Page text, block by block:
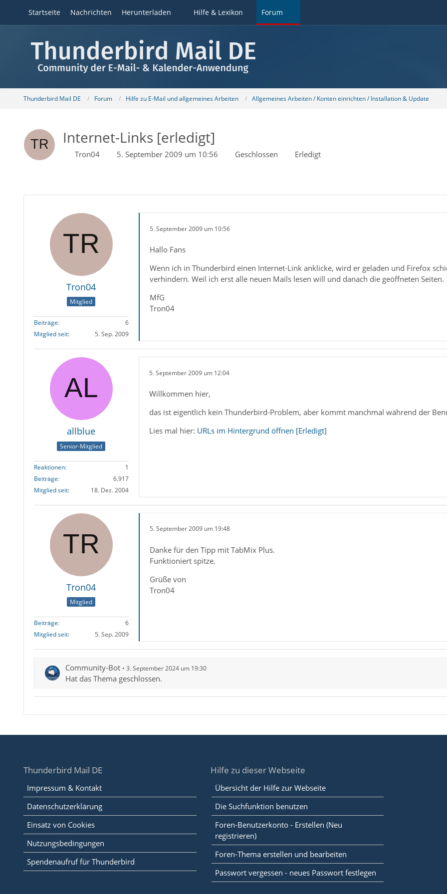
Startseite Nachrichten Herunterladen Hilfe & Lexikon Forum
Thunderbird Mail DE Forum Hilfe zu E-Mail und allgemeines Arbeiten Allgemeines Arbeiten / Konten einrichten / Installation & Update
Internet-Links [erledigt]
Tron04 5. September 2009 um 10:56 Geschlossen Erledigt
Tron04
Mitglied
Beiträge
6
Mitglied seit
5. Sep. 2009
5. September 2009 um 10:56
Hallo Fans
Wenn ich in Thunderbird einen Internet-Link anklicke, wird er geladen und Firefox
verhindern. Weil ich erst alle neuen Mails lesen will und danach die geöffneten Seiten.
MfG
Tron04
allblue
Senior-Mitglied
Reaktionen
1
Beiträge
6.917
Mitglied seit
18. Dez. 2004
5. September 2009 um 12:04
Willkommen hier,
das ist eigentlich kein Thunderbird-Problem, aber kommt manchmal während der
Lies mal hier: URLs im Hintergrund öffnen [Erledigt]
Tron04
Mitglied
Beiträge
6
Mitglied seit
5. Sep. 2009
5. September 2009 um 19:48
Danke für den Tipp mit TabMix Plus.
Funktioniert spitze.
Grüße von
Tron04
Community-Bot 3. September 2024 um 19:30
Hat das Thema geschlossen.
Thunderbird Mail DE
Impressum & Kontakt
Datenschutzerklärung
Einsatz von Cookies
Nutzungsbedingungen
Spendenaufruf für Thunderbird
Hilfe zu dieser Webseite
Übersicht der Hilfe zur Webseite
Die Suchfunktion benutzen
Foren-Benutzerkonto - Erstellen (Neu
registrieren)
Foren-Thema erstellen und bearbeiten
Passwort vergessen - neues Passwort festlegen